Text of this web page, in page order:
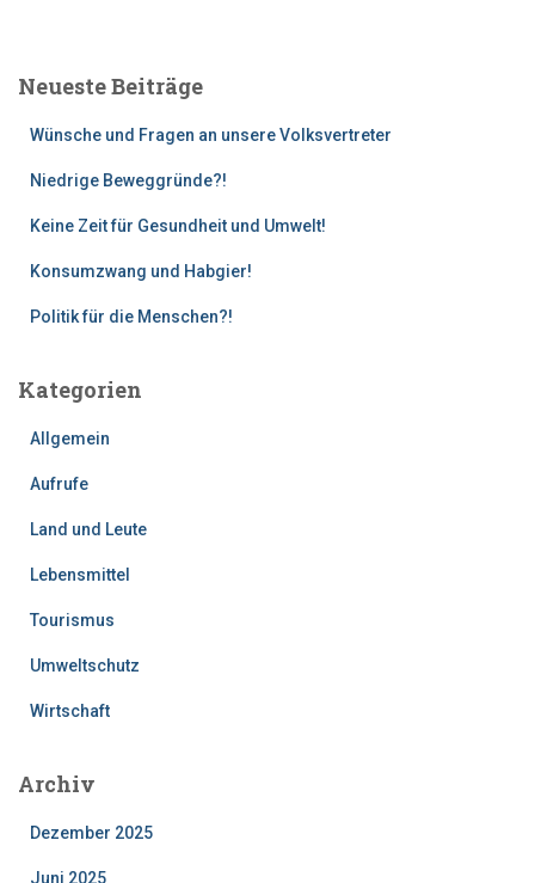
n
Neueste Beiträge
Wünsche und Fragen an unsere Volksvertreter
Niedrige Beweggründe?!
Keine Zeit für Gesundheit und Umwelt!
Konsumzwang und Habgier!
Politik für die Menschen?!
Kategorien
Allgemein
Aufrufe
Land und Leute
Lebensmittel
Tourismus
Umweltschutz
Wirtschaft
Archiv
Dezember 2025
Juni 2025